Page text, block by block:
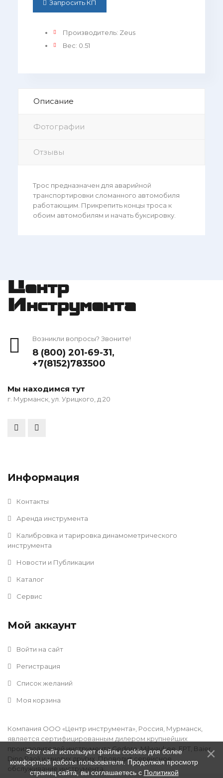
Запросить КП
Производитель: Zeus
Вес: 0.51
Описание
Фотографии
Отзывы
Трос предназначен для аварийной
транспортировки сломанного автомобиля
работающим. Прикрепить концы троса к
обоим автомобилям и начать буксировку.
Центр
Инструмента
Возникли вопросы? Звоните!
8 (800) 201-69-31,
+7(8152)783500
Мы находимся тут
г. Мурманск, ул. Урицкого, д 20
Информация
Контакты
Аренда инструмента
Калибровка и тарировка динамометрического
инструмента
Новости и Публикации
Каталог
Сервис
Мой аккаунт
Войти на сайт
Регистрация
Список желаний
Моя корзина
Компания ООО «Центр инструмента», Россия, Мурманск,
является сертифицированным дилером крупнейших
производителей инструмента Gedore, Milwaukee, FPT, Baier,
Dino Paoli и многих других. Проводит сервисное
обслуживание инструмента.
Этот сайт использует файлы cookies для более
комфортной работы пользователя. Продолжая просмотр
страниц сайта, вы соглашаетесь с Политикой